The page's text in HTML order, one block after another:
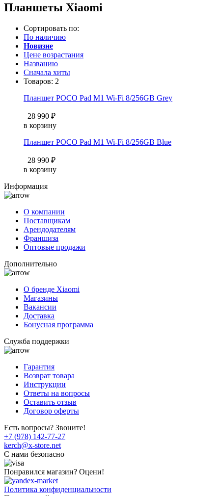
Планшеты Xiaomi
Сортировать по:
По наличию
Новизне
Цене возрастания
Названию
Сначала хиты
Товаров: 2
Планшет POCO Pad M1 Wi-Fi 8/256GB Grey
28 990 ₽
в корзину
Планшет POCO Pad M1 Wi-Fi 8/256GB Blue
28 990 ₽
в корзину
Информация
О компании
Поставщикам
Арендодателям
Франшиза
Оптовые продажи
Дополнительно
О бренде Xiaomi
Магазины
Вакансии
Доставка
Бонусная программа
Служба поддержки
Гарантия
Возврат товара
Инструкции
Ответы на вопросы
Оставить отзыв
Договор оферты
Есть вопросы? Звоните!
+7 (978) 142-77-27
kerch@x-store.net
C нами безопасно
Понравился магазин? Оцени!
Политика конфиденциальности